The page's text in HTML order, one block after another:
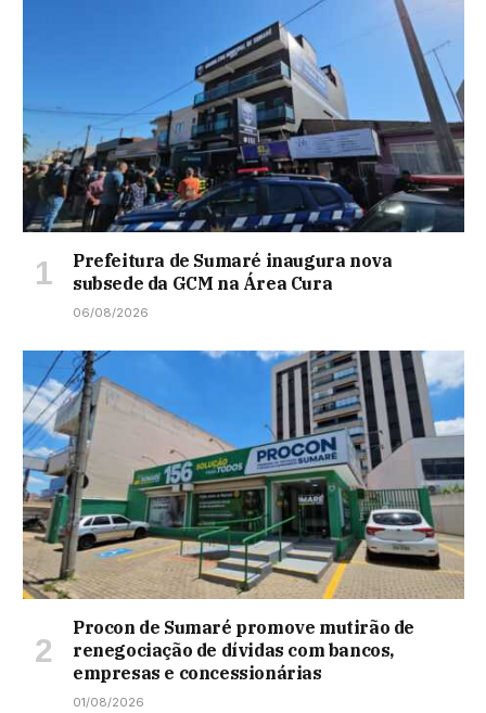
Prefeitura de Sumaré inaugura nova
subsede da GCM na Área Cura
06/08/2026
Procon de Sumaré promove mutirão de
renegociação de dívidas com bancos,
empresas e concessionárias
01/08/2026